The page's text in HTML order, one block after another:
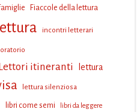
Fiaccole della lettura
incontri letterari
itineranti lettura
lettura silenziosa
libri come semi libri da leggere